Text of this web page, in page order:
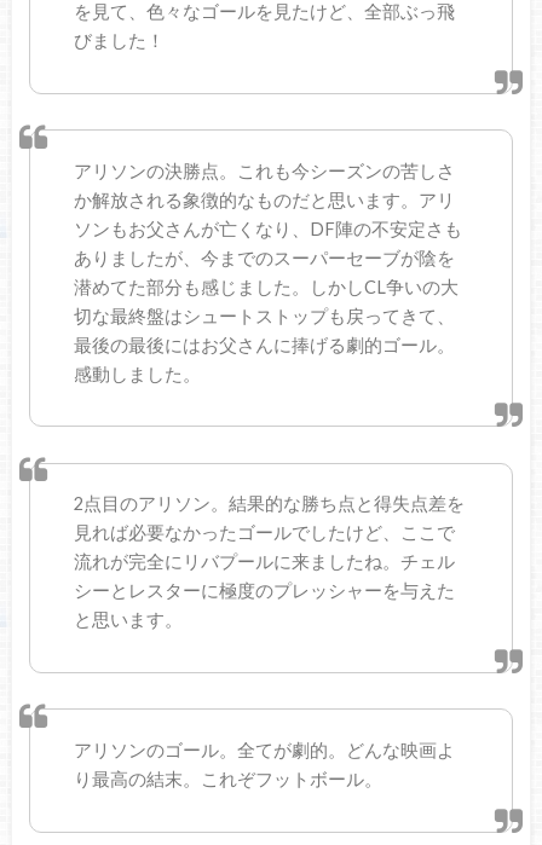
を見て、色々なゴールを見たけど、全部ぶっ飛
びました！
アリソンの決勝点。これも今シーズンの苦しさ
か解放される象徴的なものだと思います。アリ
ソンもお父さんが亡くなり、DF陣の不安定さも
ありましたが、今までのスーパーセーブが陰を
潜めてた部分も感じました。しかしCL争いの大
切な最終盤はシュートストップも戻ってきて、
最後の最後にはお父さんに捧げる劇的ゴール。
感動しました。
2点目のアリソン。結果的な勝ち点と得失点差を
見れば必要なかったゴールでしたけど、ここで
流れが完全にリバプールに来ましたね。チェル
シーとレスターに極度のプレッシャーを与えた
と思います。
アリソンのゴール。全てが劇的。どんな映画よ
り最高の結末。これぞフットボール。